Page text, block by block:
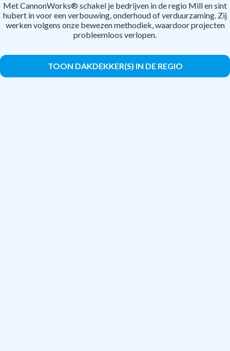
Met CannonWorks® schakel je bedrijven in de regio Mill en sint
hubert in voor een verbouwing, onderhoud of verduurzaming. Zij
werken volgens onze bewezen methodiek, waardoor projecten
probleemloos verlopen.
TOON DAKDEKKER(S) IN DE REGIO